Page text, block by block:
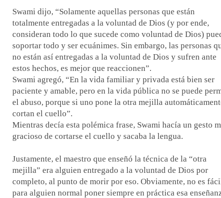
Swami dijo, “Solamente aquellas personas que están
totalmente entregadas a la voluntad de Dios (y por ende,
consideran todo lo que sucede como voluntad de Dios)
soportar todo y ser ecuánimes. Sin embargo, las personas
no están así entregadas a la voluntad de Dios y sufren ante
estos hechos, es mejor que reaccionen”.
Swami agregó, “En la vida familiar y privada está bien ser
paciente y amable, pero en la vida pública no se puede
el abuso, porque si uno pone la otra mejilla
cortan el cuello”.
Mientras decía esta polémica frase, Swami hacía un gesto
gracioso de cortarse el cuello y sacaba la lengua.
Justamente, el maestro que enseñó la técnica de la “otra
mejilla” era alguien entregado a la voluntad de Dios por
completo, al punto de morir por eso. Obviamente, no es
para alguien normal poner siempre en práctica esa